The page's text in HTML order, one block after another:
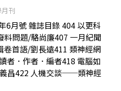
刊
6月號 雜誌目錄 404 以更科
料問題/駱尚廉407 一月紀聞
卷首語/劉長遠411 類神經網
者．作者．編者418 電腦如
昌422 人機交談──類神經